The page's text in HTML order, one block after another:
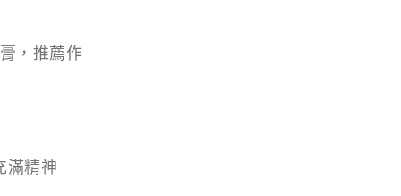
，推薦作
滿精神